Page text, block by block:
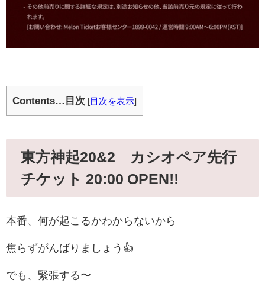
Contents…目次 [ 目次を表示]
東方神起20&2 カシオペア先行
チケット 20:00 OPEN!!
本番、何が起こるかわからないから
焦らずがんばりましょう👍
でも、緊張する〜